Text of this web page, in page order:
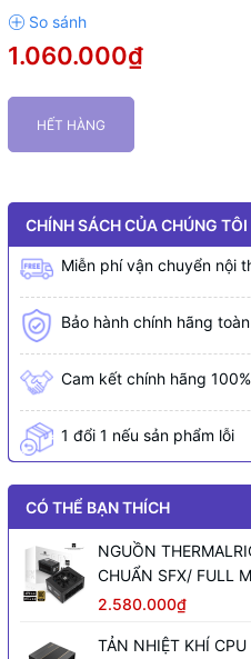
1.060.000₫
HẾT HÀNG
CHÍNH SÁCH CỦA CHÚNG TÔI
Miễn phí vận chuyển nội
Bảo hành chính hãng
Cam kết chính hãng 100%
1 đổi 1 nếu sản phẩm lỗi
CÓ THỂ BẠN THÍCH
NGUỒN
CHUẨN SFX/ FULL
2.580.000₫
TẢN NHIỆT KHÍ